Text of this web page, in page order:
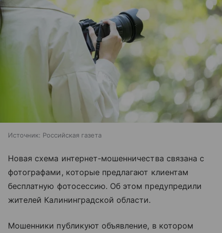
Источник: Российская газета
Новая схема интернет-мошенничества связана с
фотографами, которые предлагают клиентам
бесплатную фотосессию. Об этом предупредили
жителей Калининградской области.
Мошенники публикуют объявление, в котором